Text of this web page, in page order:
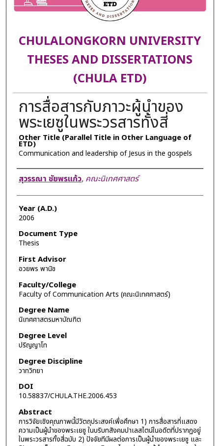
CHULALONGKORN UNIVERSITY
THESES AND DISSERTATIONS
(CHULA ETD)
การสื่อสารกับภาวะผู้นำของ
พระเยซูในพระวรสารทั้งสี่
Other Title (Parallel Title in Other Language of
ETD)
Communication and leadership of Jesus in the gospels
Author
สุวรรณา ชัยพรแก้ว, คณะนิเทศศาสตร์
Year (A.D.)
2006
Document Type
Thesis
First Advisor
อวยพร พานิช
Faculty/College
Faculty of Communication Arts (คณะนิเทศศาสตร์)
Degree Name
นิเทศศาสตรมหาบัณฑิต
Degree Level
ปริญญาโท
Degree Discipline
วาทวิทยา
DOI
10.58837/CHULA.THE.2006.453
Abstract
การวิจัยเชิงคุณภาพนี้มีวัตถุประสงค์เพื่อศึกษา 1) การสื่อสารที่แสดง
ความเป็นผู้นำของพระเยซู ในบริบทสังคมปาเลสไตน์ในอดีตที่ปรากฏอยู่
ในพระวรสารทั้งสี่ฉบับ 2) ปัจจัยทีมีผลต่อการเป็นผู้นำของพระเยซู และ